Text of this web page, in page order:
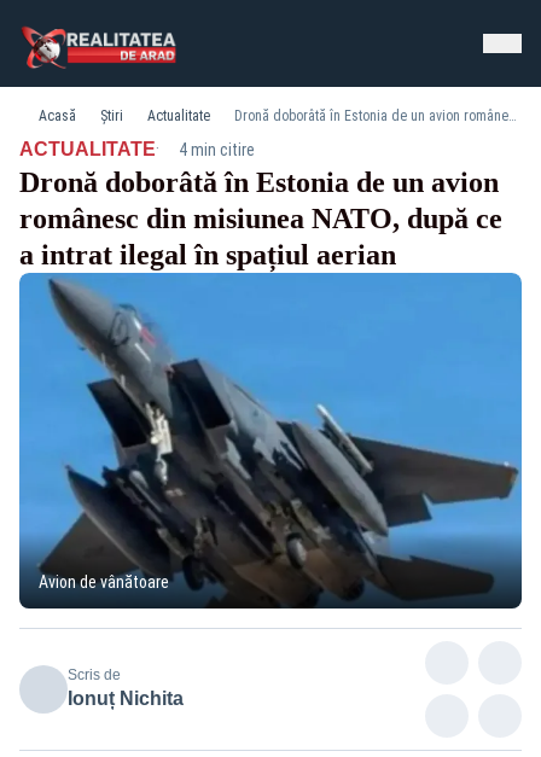
Acasă Știri Actualitate Dronă doborâtă în Estonia de un avion românesc din misiunea NATO, după ce a intrat ilegal în spațiul aerian
ACTUALITATE· 4 min citire
Dronă doborâtă în Estonia de un avion
românesc din misiunea NATO, după ce
a intrat ilegal în spațiul aerian
Avion de vânătoare
Scris de
Ionuț Nichita